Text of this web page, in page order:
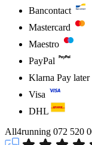
Bancontact
Mastercard
Maestro
PayPal
Klarna Pay later
Visa
DHL
All4running 072 520